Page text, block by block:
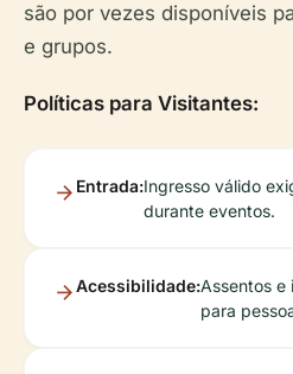
são por vezes disponíveis
e grupos.
Políticas para Visitantes:
Entrada:Ingresso válido
durante eventos.
Acessibilidade:Assentos e
para